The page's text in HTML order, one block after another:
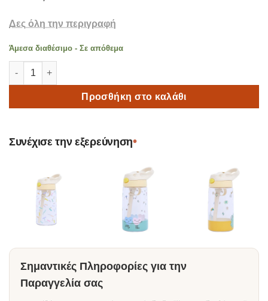
Δες όλη την περιγραφή
Άμεσα διαθέσιμο - Σε απόθεμα
The Cotton Cloud Παγούρι Νερού Meowtiful Cats | Tritan |
Προσθήκη στο καλάθι
Συνέχισε την εξερεύνηση•
Σημαντικές Πληροφορίες για την
Παραγγελία σας